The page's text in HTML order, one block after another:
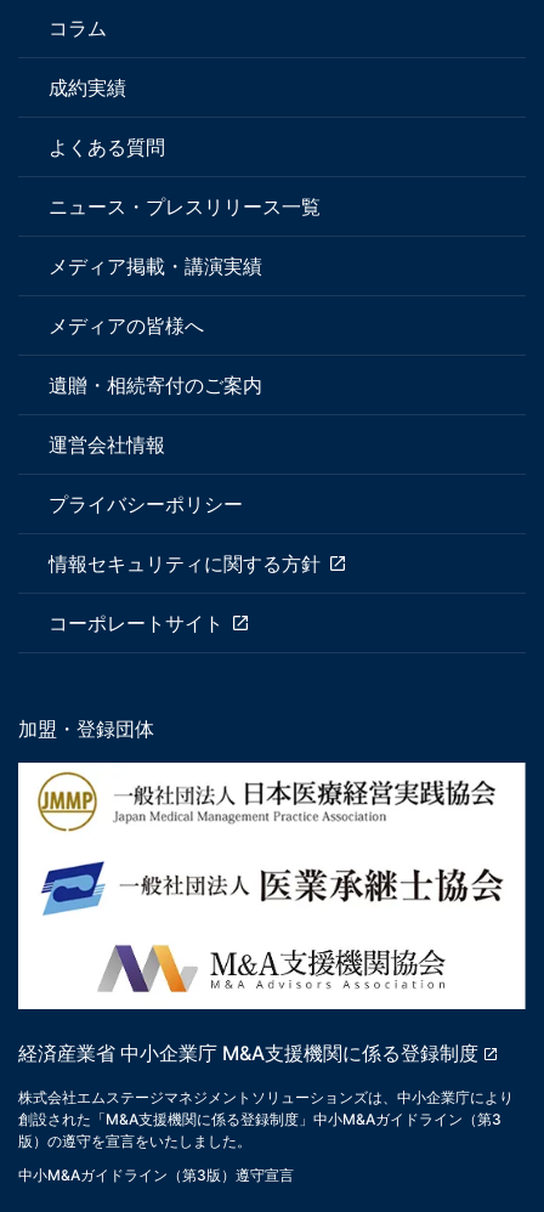
コラム
成約実績
よくある質問
ニュース・プレスリリース一覧
メディア掲載・講演実績
メディアの皆様へ
遺贈・相続寄付のご案内
運営会社情報
プライバシーポリシー
情報セキュリティに関する方針
コーポレートサイト
加盟・登録団体
経済産業省 中小企業庁 M&A支援機関に係る登録制度
株式会社エムステージマネジメントソリューションズは、中小企業庁により
創設された「M&A支援機関に係る登録制度」中小M&Aガイドライン（第3
版）の遵守を宣言をいたしました。
中小M&Aガイドライン（第3版）遵守宣言